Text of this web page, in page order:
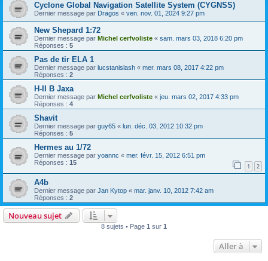
Cyclone Global Navigation Satellite System (CYGNSS)
Dernier message par Dragos « ven. nov. 01, 2024 9:27 pm
New Shepard 1:72
Dernier message par Michel cerfvoliste « sam. mars 03, 2018 6:20 pm
Réponses : 5
Pas de tir ELA 1
Dernier message par lucstanislash « mer. mars 08, 2017 4:22 pm
Réponses : 2
H-II B Jaxa
Dernier message par Michel cerfvoliste « jeu. mars 02, 2017 4:33 pm
Réponses : 4
Shavit
Dernier message par guy65 « lun. déc. 03, 2012 10:32 pm
Réponses : 5
Hermes au 1/72
Dernier message par yoannc « mer. févr. 15, 2012 6:51 pm
Réponses : 15 1 2
A4b
Dernier message par Jan Kytop « mar. janv. 10, 2012 7:42 am
Réponses : 2
Nouveau sujet
8 sujets • Page 1 sur 1
Aller à